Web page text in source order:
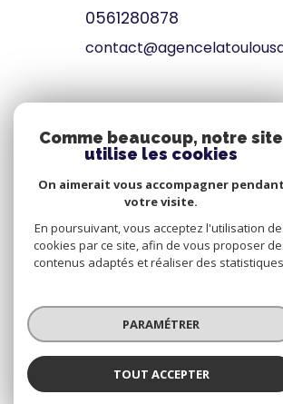
LA
0561280878
Espace propriétaire
© 2026 | Tous droits réservés
Nos honoraires
Nos partenaires
Admin
Politique RGPD
Réalisé par :
Comme beaucoup, notre site
utilise les cookies
On aimerait vous accompagner pendant
votre visite.
En poursuivant, vous acceptez l'utilisation
cookies par ce site, afin de vous proposer
contenus adaptés et réaliser des
PARAMÉTRER
TOUT ACCEPTER